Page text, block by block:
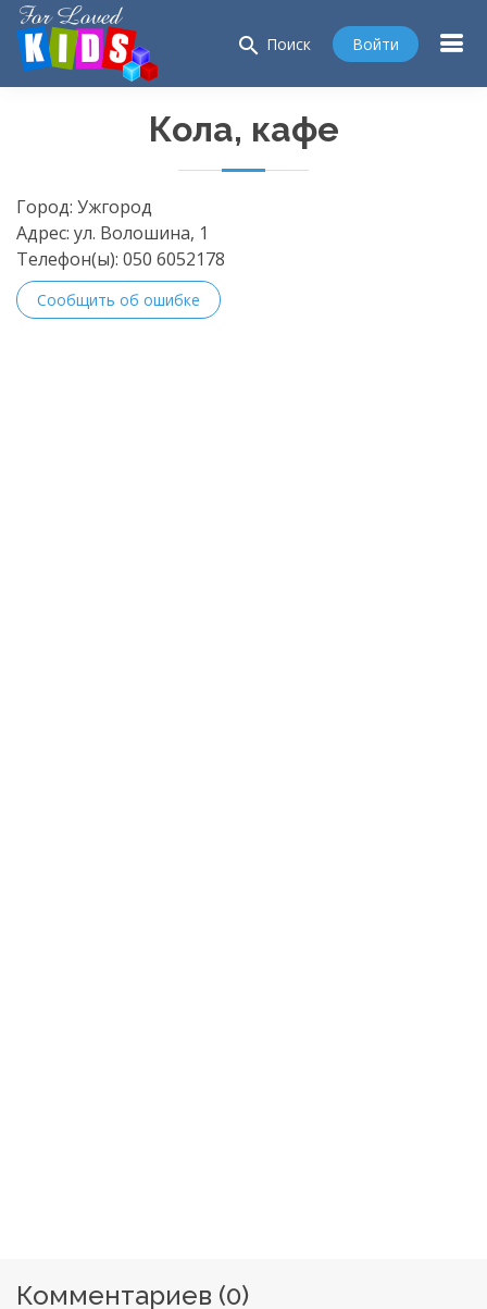
search Поиск Войти
Кола, кафе
Город: Ужгород
Адрес: ул. Волошина, 1
Телефон(ы): 050 6052178
Сообщить об ошибке
Комментариев (0)